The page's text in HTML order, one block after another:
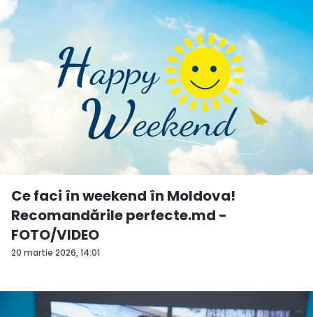
20 martie 2026, 14:01
Ce faci în weekend în Moldova!
Recomandările perfecte.md -
FOTO/VIDEO